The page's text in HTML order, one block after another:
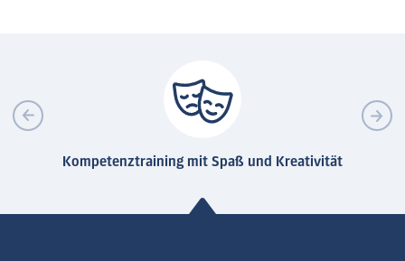
Kompetenztraining mit Spaß und Kreativität